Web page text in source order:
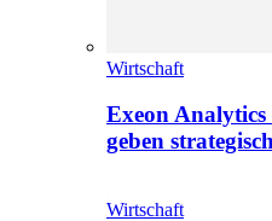
Wirtschaft
Exeon Analytics
geben
Wirtschaft